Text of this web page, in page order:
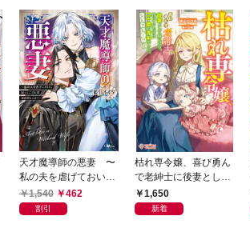
天才魔導師の悪妻 〜
私の夫を虐げておいて
戻ってこいとは呆れま
してよ？〜
1,540 462
割引
枯れ専令嬢、喜び勇ん
で老紳士に後妻として
嫁いだら、待っていた
のは二十歳の青年でし
1,650
新着